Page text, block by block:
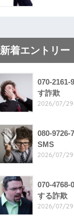
新着エントリー
070-
す詐欺
2026/07/29
080-
SMS
2026/07/29
070-
する詐欺
2026/07/29